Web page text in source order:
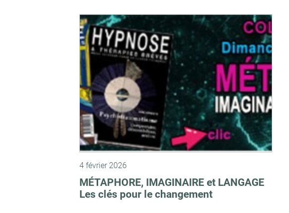
4 février 2026
MÉTAPHORE, IMAGINAIRE et LANGAGE
Les clés pour le changement